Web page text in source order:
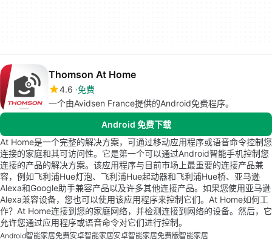
Thomson At Home
4.6 免费
一个由Avidsen France提供的Android免费程序。
Android 免费下载
At Home是一个完整的解决方案，可通过移动应用程序或语音命令控制您
连接的家庭和其可访问性。它是第一个可以通过Android智能手机控制您
连接的产品的解决方案。该应用程序与目前市场上最重要的连接产品兼
容，例如飞利浦Hue灯泡、飞利浦Hue起动器和飞利浦Hue桥、亚马逊
Alexa和Google助手兼容产品以及许多其他连接产品。如果您使用亚马逊
Alexa兼容设备，您也可以使用该应用程序来控制它们。At Home如何工
作？At Home连接到您的家庭网络，并检测连接到网络的设备。然后，它
允许您通过应用程序或语音命令对它们进行控制。
Android智能家居免费安卓智能家居安卓智能家居免费版智能家居